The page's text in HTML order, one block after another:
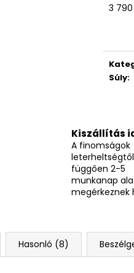
3 790
Súly:
Kiszállítás
A finomságok
leterheltségtől
függően 2-5
munkanap
megérkeznek
Hasonló (8)
TOP WAFERS
NÁPOLYI 900G